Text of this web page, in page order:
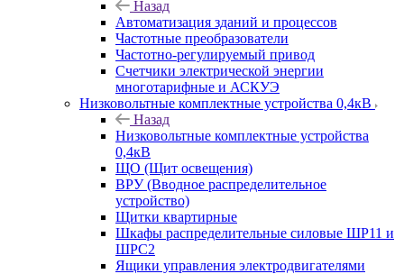
Назад
Автоматизация зданий и процессов
Частотные преобразователи
Частотно-регулируемый привод
Счетчики электрической энергии
многотарифные и АСКУЭ
Низковольтные комплектные устройства 0,4кВ
Назад
Низковольтные комплектные устройства
0,4кВ
ЩО (Щит освещения)
ВРУ (Вводное распределительное
устройство)
Щитки квартирные
Шкафы распределительные силовые ШР11 и
ШРС2
Ящики управления электродвигателями